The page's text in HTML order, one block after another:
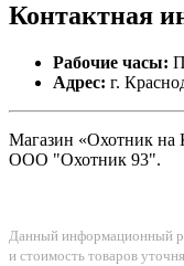
Контактная
Рабочие часы:
Адрес: г.
Магазин «Охотник на
ООО "Охотник 93".
Данный информационный
и стоимость товаров